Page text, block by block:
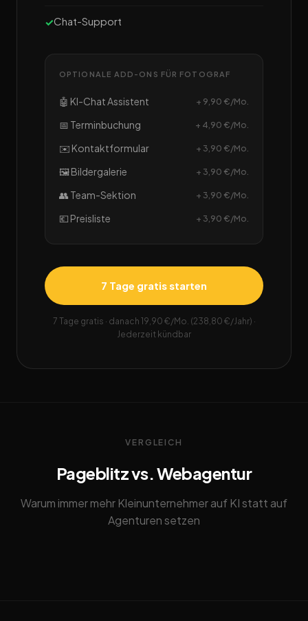
Chat-Support
OPTIONALE ADD-ONS FÜR FOTOGRAF
🤖 KI-Chat Assistent + 9,90 €/Mo.
📅 Terminbuchung + 4,90 €/Mo.
✉️ Kontaktformular + 3,90 €/Mo.
🖼️ Bildergalerie + 3,90 €/Mo.
👥 Team-Sektion + 3,90 €/Mo.
💶 Preisliste + 3,90 €/Mo.
7 Tage gratis starten
7 Tage gratis · danach 19,90 €/Mo. (238,80 €/Jahr) ·
Jederzeit kündbar
VERGLEICH
Pageblitz vs. Webagentur
Warum immer mehr Kleinunternehmer auf KI statt auf
Agenturen setzen